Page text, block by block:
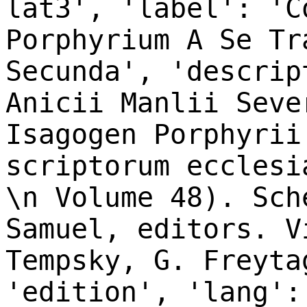
lat3', 'label':
Porphyrium A Se
Secunda',
Anicii Manlii
Isagogen Porphyrii
scriptorum
\n Volume 48).
Samuel, editors.
Tempsky, G.
'edition',